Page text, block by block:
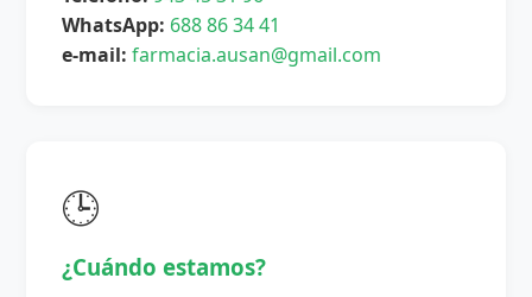
WhatsApp: 688 86 34 41
e-mail: farmacia.ausan@gmail.com
🕒
¿Cuándo estamos?